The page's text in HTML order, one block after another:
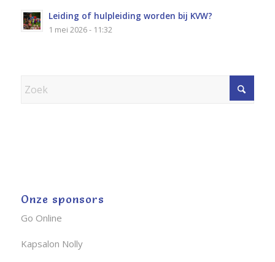
Leiding of hulpleiding worden bij KVW?
1 mei 2026 - 11:32
Onze sponsors
Go Online
Kapsalon Nolly